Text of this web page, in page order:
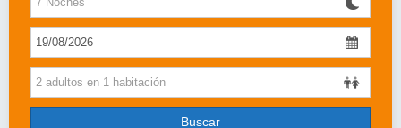
Caribe
Bahia Principe
Cruceros
Buscar